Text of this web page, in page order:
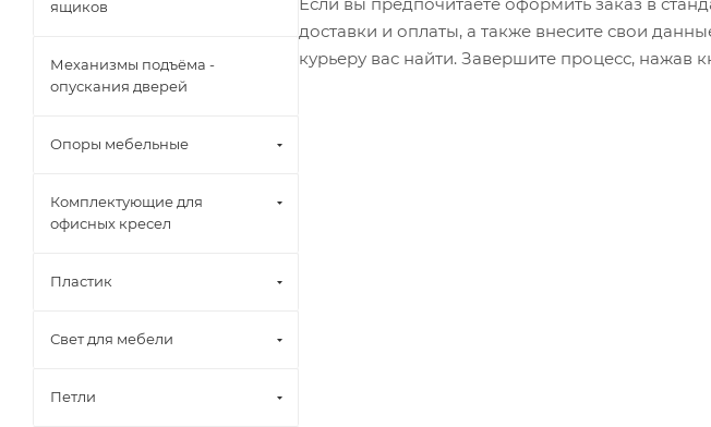
доставки и оплаты, а также внесите свои
курьеру вас найти. Завершите процесс, нажав
ящиков
Механизмы подъёма -
опускания дверей
Опоры мебельные
Комплектующие для
офисных кресел
Пластик
Свет для мебели
Петли